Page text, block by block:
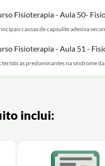
Fisioterapia - Aula 50-
causas de capsulite adesiva
Fisioterapia - Aula 51 -
predominantes na síndrome
inclui: